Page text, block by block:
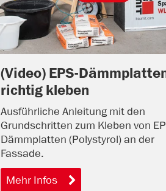
(Video) EPS-
richtig kleben
Ausführliche Anleitung mit den
Grundschritten zum Kleben von
Dämmplatten (Polystyrol) an der
Fassade.
Mehr Infos